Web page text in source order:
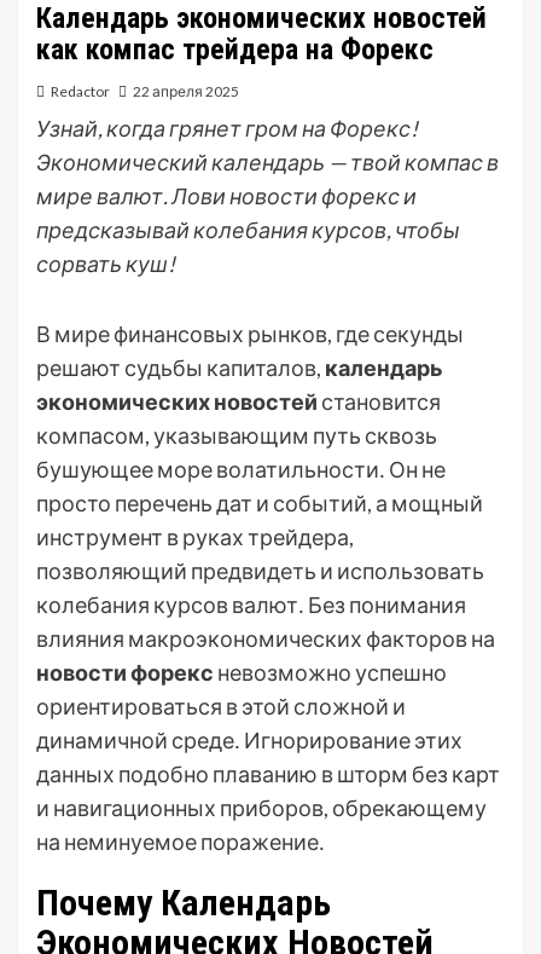
Календарь экономических новостей
как компас трейдера на Форекс
Redactor 22 апреля 2025
Узнай, когда грянет гром на Форекс!
Экономический календарь — твой компас в
мире валют. Лови новости форекс и
предсказывай колебания курсов, чтобы
сорвать куш!
В мире финансовых рынков, где секунды
решают судьбы капиталов, календарь
экономических новостей становится
компасом, указывающим путь сквозь
бушующее море волатильности․ Он не
просто перечень дат и событий, а мощный
инструмент в руках трейдера,
позволяющий предвидеть и использовать
колебания курсов валют․ Без понимания
влияния макроэкономических факторов на
новости форекс невозможно успешно
ориентироваться в этой сложной и
динамичной среде․ Игнорирование этих
данных подобно плаванию в шторм без карт
и навигационных приборов, обрекающему
на неминуемое поражение․
Почему Календарь
Экономических Новостей